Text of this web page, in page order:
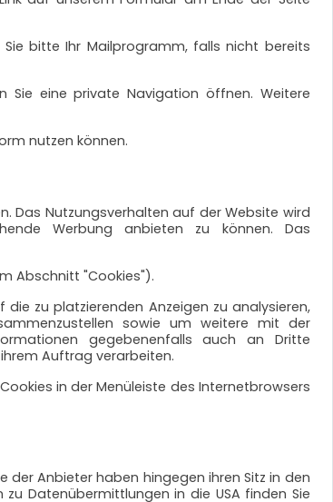
bitte Ihr Mailprogramm, falls nicht bereits
Sie eine private Navigation öffnen. Weitere
nutzen können.
Das Nutzungsverhalten auf der Website wird
Werbung anbieten zu können. Das
Abschnitt "Cookies").
zu platzierenden Anzeigen zu analysieren,
sowie um weitere mit der
gegebenenfalls auch an Dritte
Auftrag verarbeiten.
in der Menüleiste des Internetbrowsers
der Anbieter haben hingegen ihren Sitz in den
zu Datenübermittlungen in die USA finden Sie